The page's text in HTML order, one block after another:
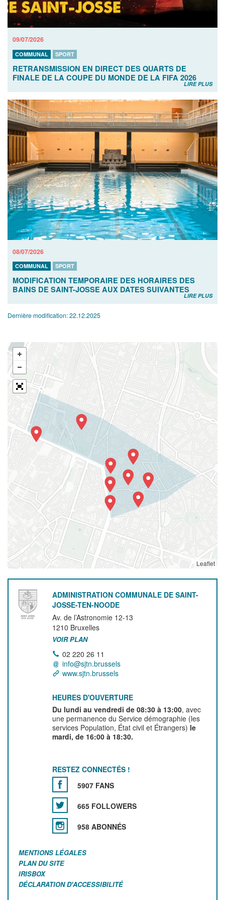
09/07/2026
COMMUNAL SPORT
RETRANSMISSION EN DIRECT DES QUARTS DE
FINALE DE LA COUPE DU MONDE DE LA FIFA 2026
LIRE PLUS
08/07/2026
COMMUNAL SPORT
MODIFICATION TEMPORAIRE DES HORAIRES DES
BAINS DE SAINT-JOSSE AUX DATES SUIVANTES
LIRE PLUS
Dernière modification:22.12.2025
Leaflet
ADMINISTRATION COMMUNALE DE SAINT-
JOSSE-TEN-NOODE
Av. de l’Astronomie 12-13
1210 Bruxelles
VOIR PLAN
02 220 26 11
info@sjtn.brussels
www.sjtn.brussels
HEURES D'OUVERTURE
Du lundi au vendredi de 08:30 à 13:00, avec
une permanence du Service démographie (les
services Population, État civil et Étrangers) le
mardi, de 16:00 à 18:30.
RESTEZ CONNECTÉS !
5907 FANS
665 FOLLOWERS
958 ABONNÉS
MENTIONS LÉGALES
PLAN DU SITE
IRISBOX
DÉCLARATION D'ACCESSIBILITÉ